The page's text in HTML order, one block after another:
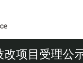
改项目受理公